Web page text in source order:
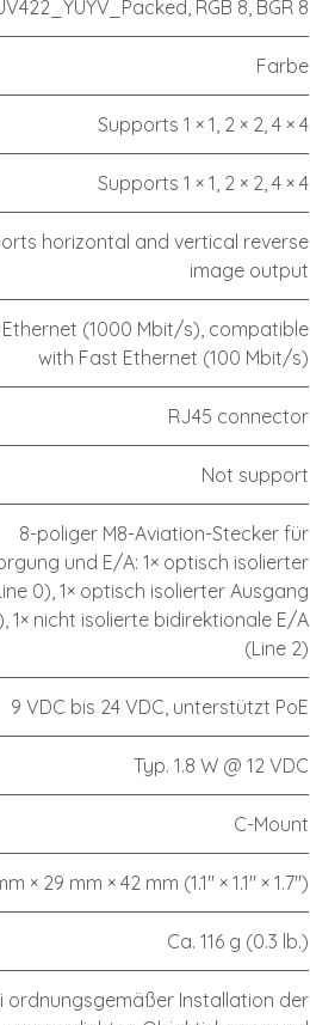
RGB 8, BGR 8
Farbe
Supports 1 × 1, 2 × 2, 4 × 4
Supports 1 × 1, 2 × 2, 4 × 4
horizontal and vertical reverse
image output
(1000 Mbit/s), compatible
with Fast Ethernet (100 Mbit/s)
RJ45 connector
Not support
8-poliger M8-Aviation-Stecker für
und E/A: 1× optisch isolierter
0), 1× optisch isolierter Ausgang
1× nicht isolierte bidirektionale E/A
(Line 2)
9 VDC bis 24 VDC, unterstützt PoE
Typ. 1.8 W @ 12 VDC
C-Mount
× 29 mm × 42 mm (1.1" × 1.1" × 1.7")
Ca. 116 g (0.3 lb.)
ordnungsgemäßer Installation der